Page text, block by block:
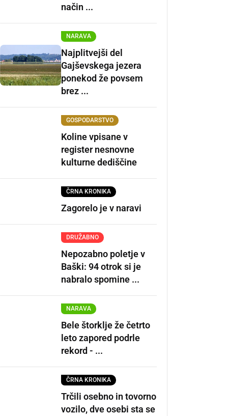
način ...
NARAVA
Najplitvejši del
Gajševskega jezera
ponekod že povsem
brez ...
GOSPODARSTVO
Koline vpisane v
register nesnovne
kulturne dediščine
ČRNA KRONIKA
Zagorelo je v naravi
DRUŽABNO
Nepozabno poletje v
Baški: 94 otrok si je
nabralo spomine ...
NARAVA
Bele štorklje že četrto
leto zapored podrle
rekord - ...
ČRNA KRONIKA
Trčili osebno in tovorno
vozilo, dve osebi sta se